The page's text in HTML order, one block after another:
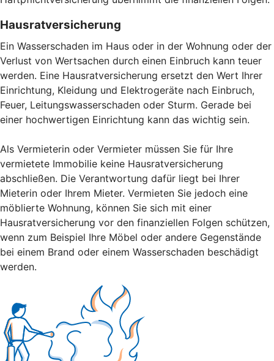
Hausratversicherung
Ein Wasserschaden im Haus oder in der Wohnung oder der
Verlust von Wertsachen durch einen Einbruch kann teuer
werden. Eine Hausratversicherung ersetzt den Wert Ihrer
Einrichtung, Kleidung und Elektrogeräte nach Einbruch,
Feuer, Leitungswasserschaden oder Sturm. Gerade bei
einer hochwertigen Einrichtung kann das wichtig sein.
Als Vermieterin oder Vermieter müssen Sie für Ihre
vermietete Immobilie keine Hausratversicherung
abschließen. Die Verantwortung dafür liegt bei Ihrer
Mieterin oder Ihrem Mieter. Vermieten Sie jedoch eine
möblierte Wohnung, können Sie sich mit einer
Hausratversicherung vor den finanziellen Folgen schützen,
wenn zum Beispiel Ihre Möbel oder andere Gegenstände
bei einem Brand oder einem Wasserschaden beschädigt
werden.